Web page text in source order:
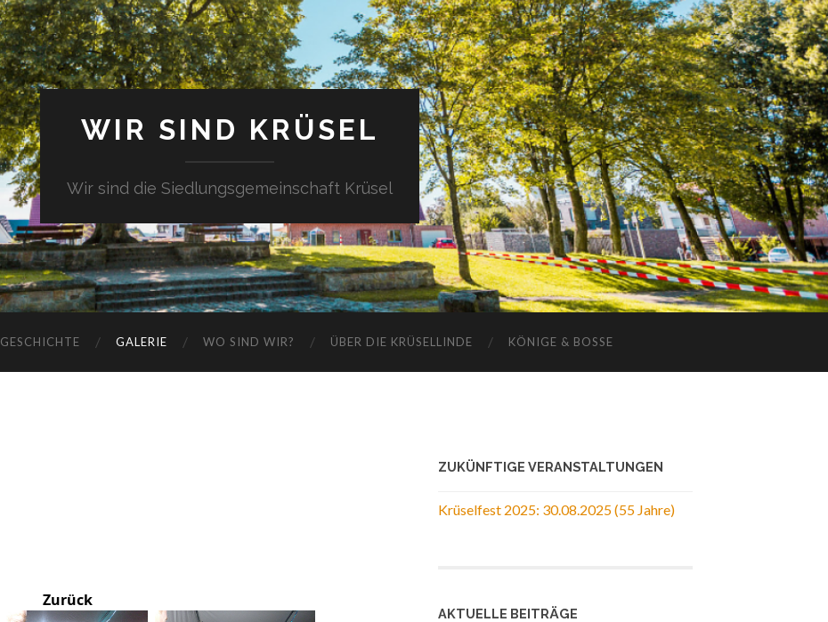
WIR SIND KRÜSEL
Wir sind die Siedlungsgemeinschaft Krüsel
GESCHICHTE GALERIE WO SIND WIR? ÜBER DIE KRÜSELLINDE KÖNIGE & BOSSE
Zurück
ZUKÜNFTIGE VERANSTALTUNGEN
Krüselfest 2025: 30.08.2025 (55 Jahre)
AKTUELLE BEITRÄGE